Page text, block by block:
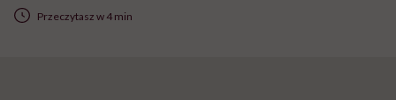
Przeczytasz w 4 min